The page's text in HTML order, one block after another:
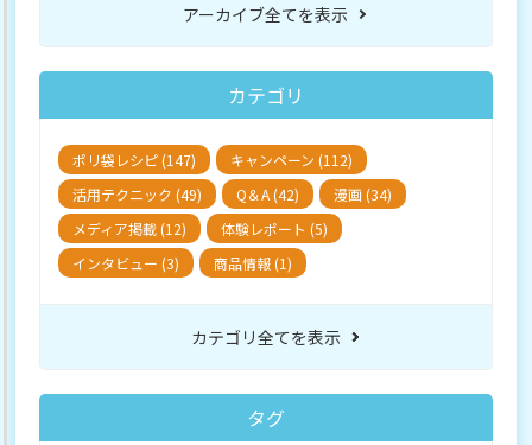
アーカイブ全てを表示
カテゴリ
ポリ袋レシピ (147)
キャンペーン (112)
活用テクニック (49)
Q＆A (42)
漫画 (34)
メディア掲載 (12)
体験レポート (5)
インタビュー (3)
商品情報 (1)
カテゴリ全てを表示
タグ